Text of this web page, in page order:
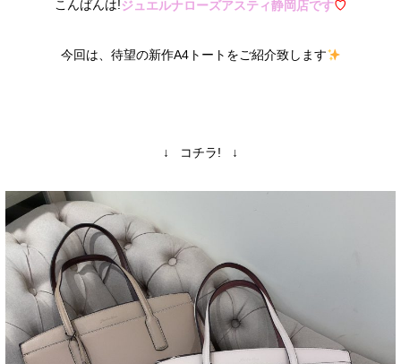
こんばんは!ジュエルナローズアスティ静岡店です♡
今回は、待望の新作A4トートをご紹介致します
↓ コチラ! ↓